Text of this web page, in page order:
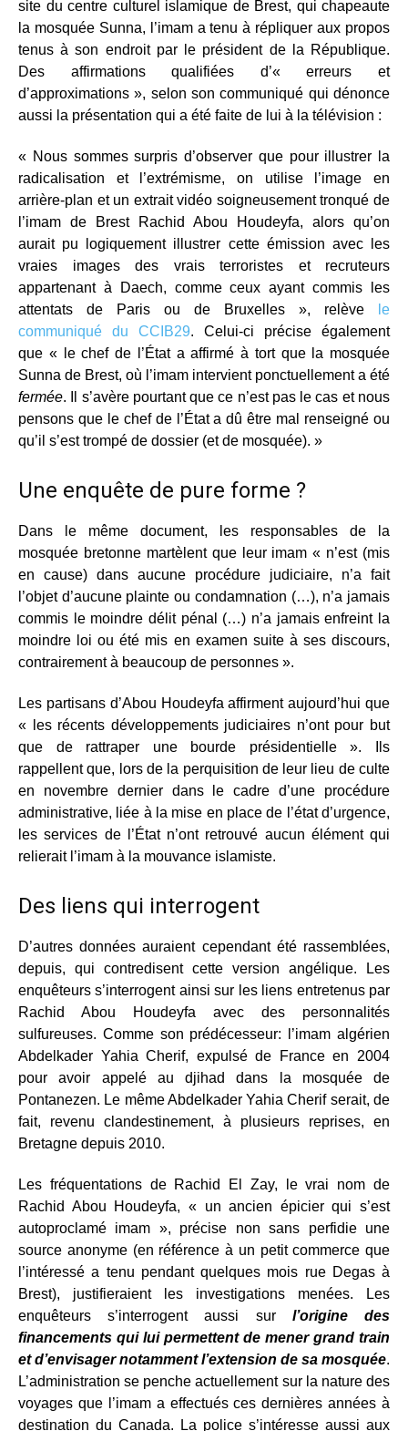
site du centre culturel islamique de Brest, qui chapeaute
la mosquée Sunna, l’imam a tenu à répliquer aux propos
tenus à son endroit par le président de la République.
Des affirmations qualifiées d’« erreurs et
d’approximations », selon son communiqué qui dénonce
aussi la présentation qui a été faite de lui à la télévision :
« Nous sommes surpris d’observer que pour illustrer la
radicalisation et l’extrémisme, on utilise l’image en
arrière-plan et un extrait vidéo soigneusement tronqué de
l’imam de Brest Rachid Abou Houdeyfa, alors qu’on
aurait pu logiquement illustrer cette émission avec les
vraies images des vrais terroristes et recruteurs
appartenant à Daech, comme ceux ayant commis les
attentats de Paris ou de Bruxelles », relève
le
communiqué du CCIB29. Celui-ci précise également
que « le chef de l’État a affirmé à tort que la mosquée
Sunna de Brest, où l’imam intervient ponctuellement a été
fermée. Il s’avère pourtant que ce n’est pas le cas et nous
pensons que le chef de l’État a dû être mal renseigné ou
qu’il s’est trompé de dossier (et de mosquée). »
Une enquête de pure forme ?
Dans le même document, les responsables de la
mosquée bretonne martèlent que leur imam « n’est (mis
en cause) dans aucune procédure judiciaire, n’a fait
l’objet d’aucune plainte ou condamnation (…), n’a jamais
commis le moindre délit pénal (…) n’a jamais enfreint la
moindre loi ou été mis en examen suite à ses discours,
contrairement à beaucoup de personnes ».
Les partisans d’Abou Houdeyfa affirment aujourd’hui que
« les récents développements judiciaires n’ont pour but
que de rattraper une bourde présidentielle ». Ils
rappellent que, lors de la perquisition de leur lieu de culte
en novembre dernier dans le cadre d’une procédure
administrative, liée à la mise en place de l’état d’urgence,
les services de l’État n’ont retrouvé aucun élément qui
relierait l’imam à la mouvance islamiste.
Des liens qui interrogent
D’autres données auraient cependant été rassemblées,
depuis, qui contredisent cette version angélique. Les
enquêteurs s’interrogent ainsi sur les liens entretenus par
Rachid Abou Houdeyfa avec des personnalités
sulfureuses. Comme son prédécesseur: l’imam algérien
Abdelkader Yahia Cherif, expulsé de France en 2004
pour avoir appelé au djihad dans la mosquée de
Pontanezen. Le même Abdelkader Yahia Cherif serait, de
fait, revenu clandestinement, à plusieurs reprises, en
Bretagne depuis 2010.
Les fréquentations de Rachid El Zay, le vrai nom de
Rachid Abou Houdeyfa, « un ancien épicier qui s’est
autoproclamé imam », précise non sans perfidie une
source anonyme (en référence à un petit commerce que
l’intéressé a tenu pendant quelques mois rue Degas à
Brest), justifieraient les investigations menées. Les
enquêteurs s’interrogent aussi sur l’origine des
financements qui lui permettent de mener grand train
et d’envisager notamment l’extension de sa mosquée.
L’administration se penche actuellement sur la nature des
voyages que l’imam a effectués ces dernières années à
destination du Canada. La police s’intéresse aussi aux